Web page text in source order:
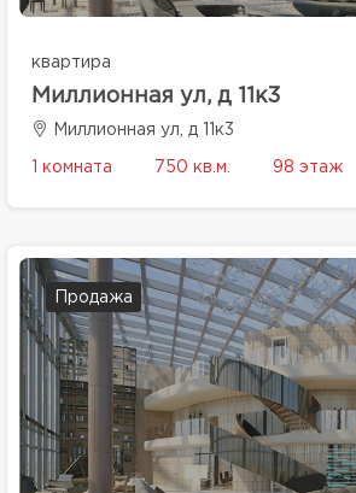
квартира
Миллионная ул, д 11к3
Миллионная ул, д 11к3
1 комната 750 кв.м. 98 этаж
Продажа